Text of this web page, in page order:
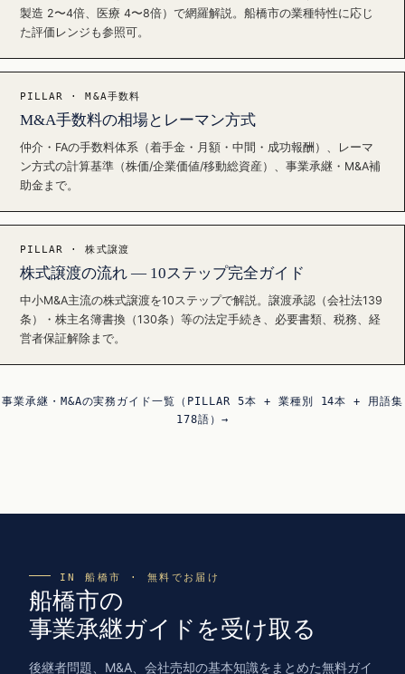
製造 2〜4倍、医療 4〜8倍）で網羅解説。船橋市の業種特性に応じ
た評価レンジも参照可。
PILLAR · M&A手数料
M&A手数料の相場とレーマン方式
仲介・FAの手数料体系（着手金・月額・中間・成功報酬）、レーマ
ン方式の計算基準（株価/企業価値/移動総資産）、事業承継・M&A補
助金まで。
PILLAR · 株式譲渡
株式譲渡の流れ — 10ステップ完全ガイド
中小M&A主流の株式譲渡を10ステップで解説。譲渡承認（会社法139
条）・株主名簿書換（130条）等の法定手続き、必要書類、税務、経
営者保証解除まで。
事業承継・M&Aの実務ガイド一覧（PILLAR 5本 + 業種別 14本 + 用語集
178語）→
IN 船橋市 · 無料でお届け
船橋市の
事業承継ガイドを受け取る
後継者問題、M&A、会社売却の基本知識をまとめた無料ガイ